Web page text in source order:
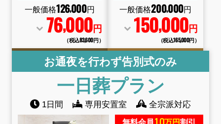
一般価格126,000円
76,000円
（税込83,600円）
一般価格200,000円
150,000円
（税込165,000円）
お通夜を行わず告別式のみ
一日葬プラン
1日間 専用安置室 全宗派対応
無料会員 万円割引